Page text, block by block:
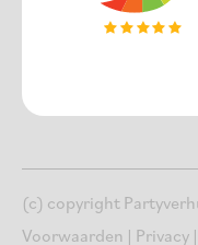
(c) copyright
Voorwaarden | Privacy